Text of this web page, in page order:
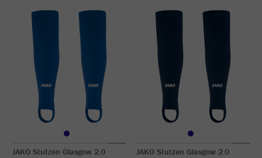
JAKO Stutzen Glasgow 2.0
JAKO Stutzen Glasgow 2.0